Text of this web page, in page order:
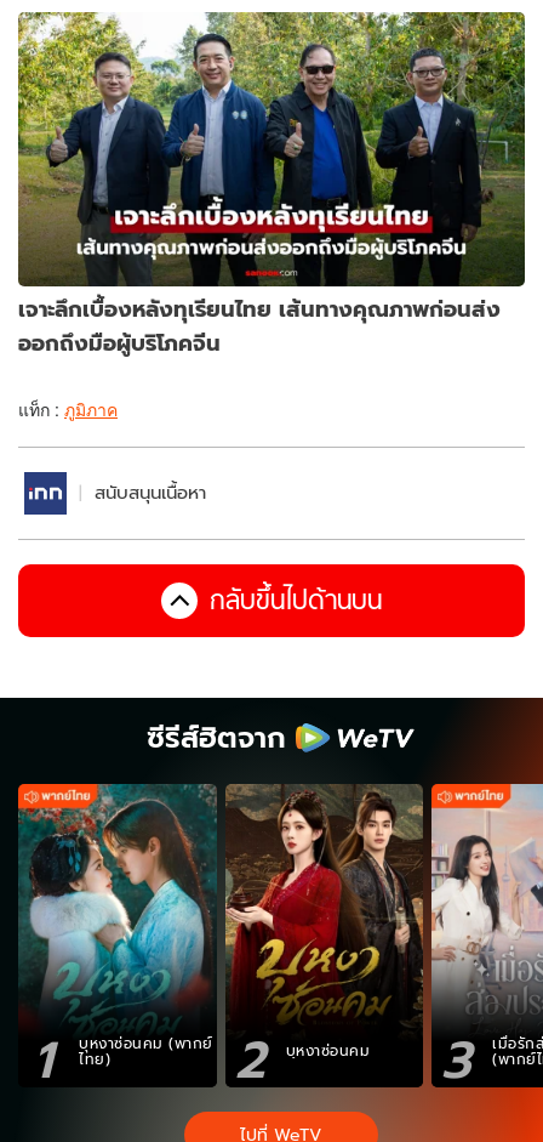
เจาะลึกเบื้องหลังทุเรียนไทย เส้นทางคุณภาพก่อนส่ง
ออกถึงมือผู้บริโภคจีน
แท็ก : ภูมิภาค
สนับสนุนเนื้อหา
กลับขึ้นไปด้านบน
ซีรีส์ฮิตจาก
1 บุหงาซ่อนคม (พากย์
ไทย) 2 บุหงาซ่อนคม 3 เมื่อรัก
(พากย์
ไปที่ WeTV